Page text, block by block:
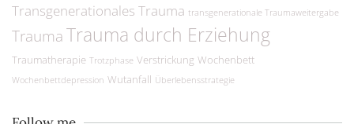
Transgenerationales Trauma transgenerationale Traumaweitergabe
TraumaTrauma durch Erziehung
Traumatherapie Trotzphase Verstrickung Wochenbett
Wochenbettdepression Wutanfall Überlebensstrategie